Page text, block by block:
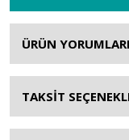
ÜRÜN YORUMLARI
TAKSİT